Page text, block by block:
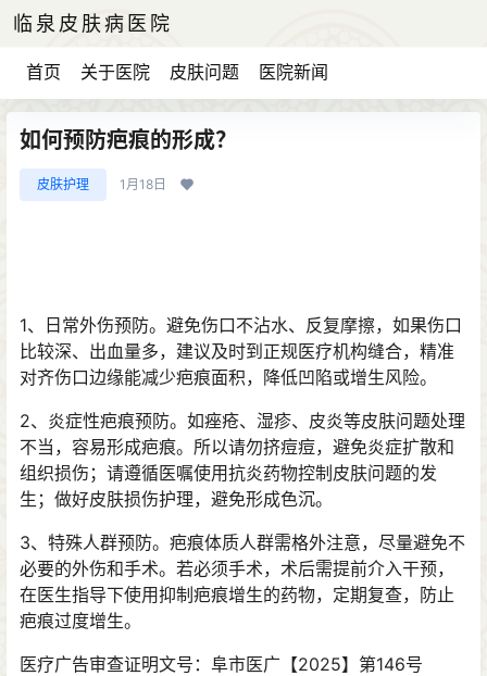
临泉皮肤病医院
首页 关于医院 皮肤问题 医院新闻
如何预防疤痕的形成？
皮肤护理 1月18日
1、日常外伤预防。避免伤口不沾水、反复摩擦，如果伤口
比较深、出血量多，建议及时到正规医疗机构缝合，精准
对齐伤口边缘能减少疤痕面积，降低凹陷或增生风险。
2、炎症性疤痕预防。如痤疮、湿疹、皮炎等皮肤问题处理
不当，容易形成疤痕。所以请勿挤痘痘，避免炎症扩散和
组织损伤；请遵循医嘱使用抗炎药物控制皮肤问题的发
生；做好皮肤损伤护理，避免形成色沉。
3、特殊人群预防。疤痕体质人群需格外注意，尽量避免不
必要的外伤和手术。若必须手术，术后需提前介入干预，
在医生指导下使用抑制疤痕增生的药物，定期复查，防止
疤痕过度增生。
医疗广告审查证明文号：阜市医广【2025】第146号